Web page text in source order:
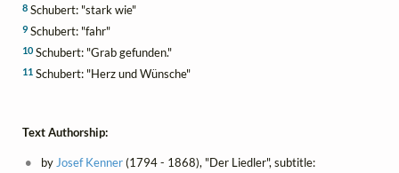
8 Schubert: "stark wie"
9 Schubert: "fahr"
10 Schubert: "Grab gefunden."
11 Schubert: "Herz und Wünsche"
Text Authorship:
byJosef Kenner(1794 - 1868), "Der Liedler", subtitle: